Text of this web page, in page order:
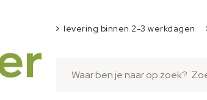
levering binnen 2-3 werkdagen